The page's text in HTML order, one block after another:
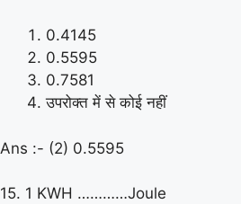
0.4145
0.5595
0.7581
उपरोक्त में से कोई नहीं
Ans :- (2) 0.5595
15. 1 KWH …………Joule